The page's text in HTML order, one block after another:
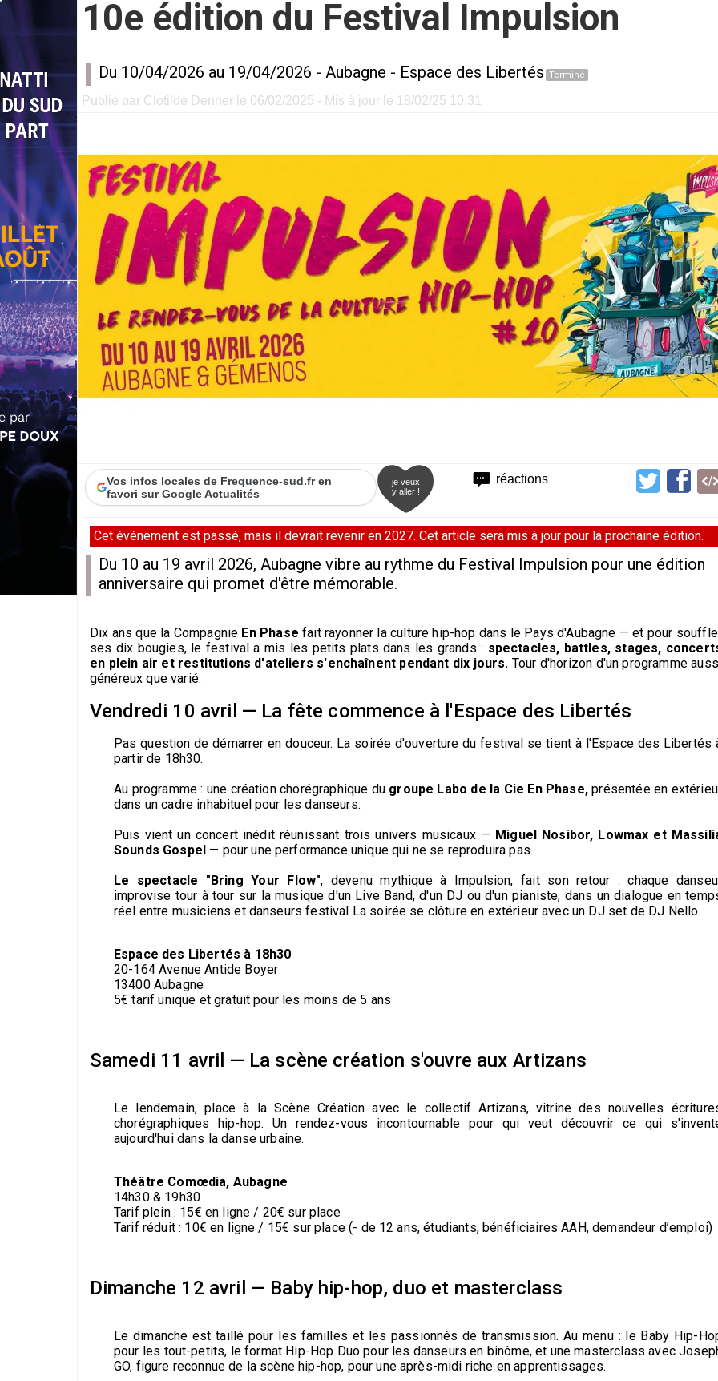
10e édition du Festival Impulsion
Du 10/04/2026 au 19/04/2026 - Aubagne - Espace des Libertés Terminé
Publié par Clotilde Denner le 06/02/2025 - Mis à jour le 18/02/25 10:31
réactions
Vos infos locales de Frequence-sud.fr en
favori sur Google Actualités
je veux
y aller !
Cet événement est passé, mais il devrait revenir en 2027. Cet article sera mis à jour pour la prochaine édition.
Du 10 au 19 avril 2026, Aubagne vibre au rythme du Festival Impulsion pour une édition
anniversaire qui promet d'être mémorable.
Dix ans que la Compagnie En Phase fait rayonner la culture hip-hop dans le Pays d'Aubagne — et pour
ses dix bougies, le festival a mis les petits plats dans les grands : spectacles, battles, stages,
en plein air et restitutions d'ateliers s'enchaînent pendant dix jours. Tour d'horizon d'un programme
généreux que varié.
Vendredi 10 avril — La fête commence à l'Espace des Libertés
Pas question de démarrer en douceur. La soirée d'ouverture du festival se tient à l'Espace des Libertés
partir de 18h30.
Au programme : une création chorégraphique du groupe Labo de la Cie En Phase,présentée en
dans un cadre inhabituel pour les danseurs.
Puis vient un concert inédit réunissant trois univers musicaux — Miguel Nosibor, Lowmax et
Sounds Gospel — pour une performance unique qui ne se reproduira pas.
Le spectacle "Bring Your Flow", devenu mythique à Impulsion, fait son retour : chaque
improvise tour à tour sur la musique d'un Live Band, d'un DJ ou d'un pianiste, dans un dialogue en
réel entre musiciens et danseurs festival La soirée se clôture en extérieur avec un DJ set de DJ Nello.
Espace des Libertés à 18h30
20-164 Avenue Antide Boyer
13400 Aubagne
5€ tarif unique et gratuit pour les moins de 5 ans
Samedi 11 avril — La scène création s'ouvre aux Artizans
Le lendemain, place à la Scène Création avec le collectif Artizans, vitrine des nouvelles
chorégraphiques hip-hop. Un rendez-vous incontournable pour qui veut découvrir ce qui
aujourd'hui dans la danse urbaine.
Théâtre Comœdia, Aubagne
14h30 & 19h30
Tarif plein : 15€ en ligne / 20€ sur place
Tarif réduit : 10€ en ligne / 15€ sur place (- de 12 ans, étudiants, bénéficiaires AAH, demandeur d’emploi)
Dimanche 12 avril — Baby hip-hop, duo et masterclass
Le dimanche est taillé pour les familles et les passionnés de transmission. Au menu : le Baby Hip-
pour les tout-petits, le format Hip-Hop Duo pour les danseurs en binôme, et une masterclass avec
GO, figure reconnue de la scène hip-hop, pour une après-midi riche en apprentissages.